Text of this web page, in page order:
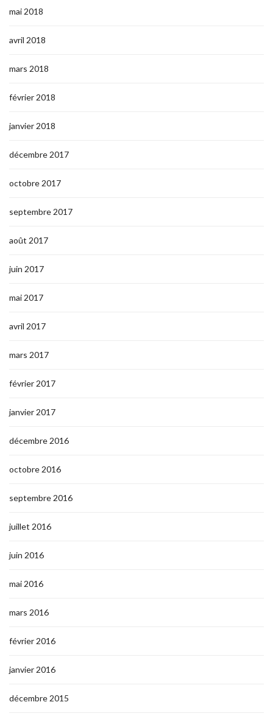
mai 2018
avril 2018
mars 2018
février 2018
janvier 2018
décembre 2017
octobre 2017
septembre 2017
août 2017
juin 2017
mai 2017
avril 2017
mars 2017
février 2017
janvier 2017
décembre 2016
octobre 2016
septembre 2016
juillet 2016
juin 2016
mai 2016
mars 2016
février 2016
janvier 2016
décembre 2015